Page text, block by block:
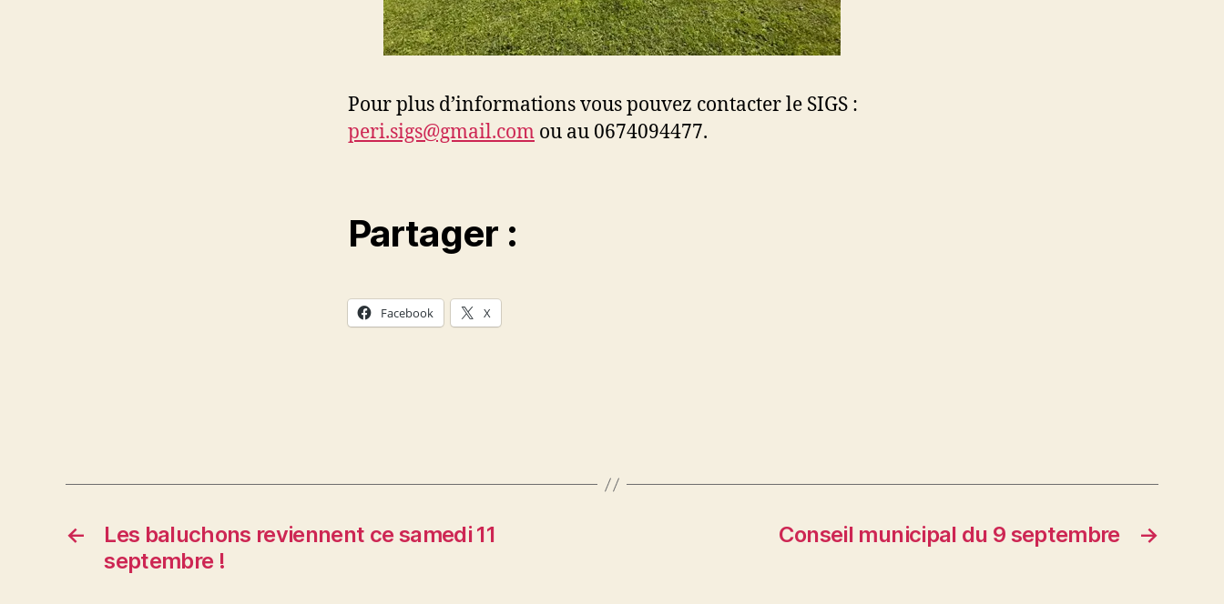
Pour plus d’informations vous pouvez contacter le SIGS :
peri.sigs@gmail.com ou au 0674094477.
Partager :
Facebook X
←
Les baluchons reviennent ce samedi 11
septembre !
→
Conseil municipal du 9 septembre